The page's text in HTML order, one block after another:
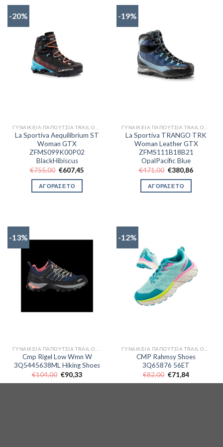
-20%
La Sportiva Aequilibrium ST
Woman GTX
ZFMS099K00P02
BlackHibiscus
€755,00 Original
was:
€755,00.
€607,45
ΑΓΟΡΑΣΕ ΤΟ
-19%
La Sportiva TRANGO TRK
Woman Leather GTX
ZFMS111B18B21
OpalPacific Blue
€471,00 Original
was:
€471,00.
€380,86Η
ΑΓΟΡΑΣΕ ΤΟ
-13%
Cmp Rigel Low Wmn W
3Q5445638ML Hiking Shoes
€104,00 Original
price
€90,33Η
-12%
CMP Rahmsy Shoes
3Q65876 56ET
€82,00 Original
price
€71,84Η